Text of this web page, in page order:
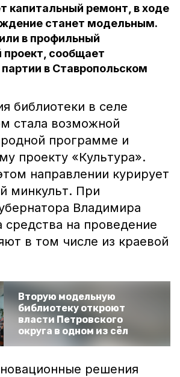
капитальный ремонт, в ходе
станет модельным.
в профильный
сообщает
в Ставропольском
библиотеки в селе
стала возможной
программе и
проекту «Культура».
направлении курирует
минкульт. При
Владимира
средства на проведение
в том числе из краевой
Вторую модельную
библиотеку откроют
власти Петровского
округа в одном из сёл
решения